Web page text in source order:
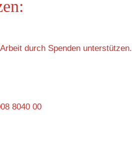
durch Spenden unterstützen.
8040 00